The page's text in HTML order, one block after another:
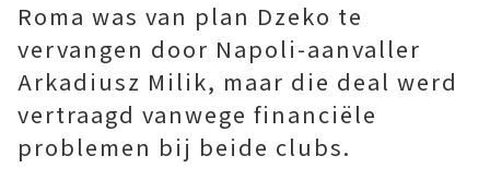
Roma was van plan Dzeko te
vervangen door Napoli-aanvaller
Arkadiusz Milik, maar die deal werd
vertraagd vanwege financiële
problemen bij beide clubs.